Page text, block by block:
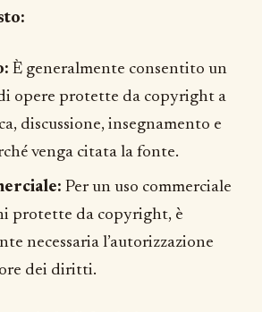
È generalmente consentito un
opere protette da copyright a
discussione, insegnamento e
venga citata la fonte.
Per un uso commerciale
protette da copyright, è
necessaria l’autorizzazione
dei diritti.